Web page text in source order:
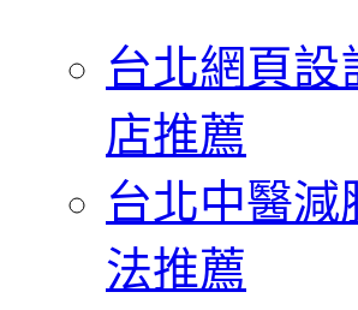
台北網頁
店推薦
台北中醫
法推薦